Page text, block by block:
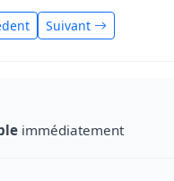
Suivant
immédiatement